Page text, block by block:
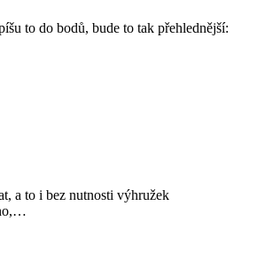
to do bodů, bude to tak přehlednější:
a to i bez nutnosti výhružek